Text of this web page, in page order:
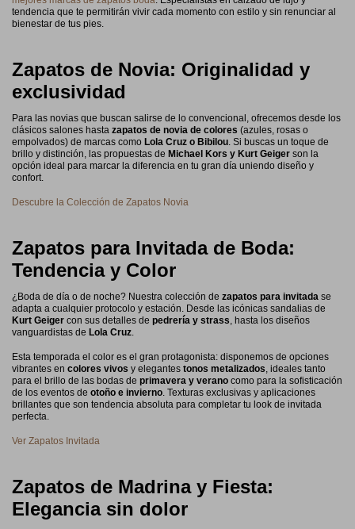
tendencia que te permitirán vivir cada momento con estilo y sin renunciar al
bienestar de tus pies.
Zapatos de Novia: Originalidad y
exclusividad
Para las novias que buscan salirse de lo convencional, ofrecemos desde los
clásicos salones hasta zapatos de novia de colores (azules, rosas o
empolvados) de marcas como Lola Cruz o Bibilou. Si buscas un toque de
brillo y distinción, las propuestas de Michael Kors y Kurt Geiger son la
opción ideal para marcar la diferencia en tu gran día uniendo diseño y
confort.
Descubre la Colección de Zapatos Novia
Zapatos para Invitada de Boda:
Tendencia y Color
¿Boda de día o de noche? Nuestra colección de zapatos para invitada se
adapta a cualquier protocolo y estación. Desde las icónicas sandalias de
Kurt Geiger con sus detalles de pedrería y strass, hasta los diseños
vanguardistas de Lola Cruz.
Esta temporada el color es el gran protagonista: disponemos de opciones
vibrantes en colores vivos y elegantes tonos metalizados, ideales tanto
para el brillo de las bodas de primavera y verano como para la sofisticación
de los eventos de otoño e invierno. Texturas exclusivas y aplicaciones
brillantes que son tendencia absoluta para completar tu look de invitada
perfecta.
Ver Zapatos Invitada
Zapatos de Madrina y Fiesta:
Elegancia sin dolor